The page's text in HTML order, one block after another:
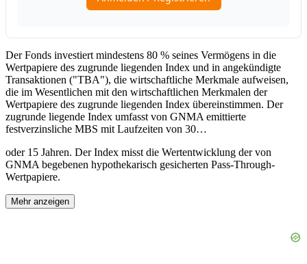
Der Fonds investiert mindestens 80 % seines Vermögens in die
Wertpapiere des zugrunde liegenden Index und in angekündigte
Transaktionen ("TBA"), die wirtschaftliche Merkmale aufweisen,
die im Wesentlichen mit den wirtschaftlichen Merkmalen der
Wertpapiere des zugrunde liegenden Index übereinstimmen. Der
zugrunde liegende Index umfasst von GNMA emittierte
festverzinsliche MBS mit Laufzeiten von 30…
oder 15 Jahren. Der Index misst die Wertentwicklung der von
GNMA begebenen hypothekarisch gesicherten Pass-Through-
Wertpapiere.
Mehr anzeigen